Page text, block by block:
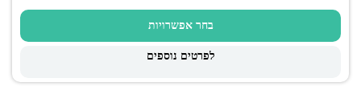
בחר אפשרויות
לפרטים נוספים